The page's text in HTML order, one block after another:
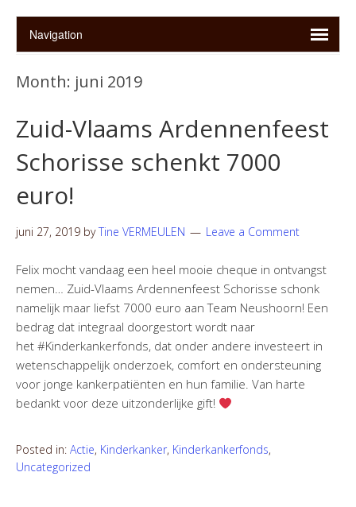
Month: juni 2019
Zuid-Vlaams Ardennenfeest
Schorisse schenkt 7000
euro!
juni 27, 2019 byTine VERMEULEN Leave a Comment
Felix mocht vandaag een heel mooie cheque in ontvangst
nemen… Zuid-Vlaams Ardennenfeest Schorisse schonk
namelijk maar liefst 7000 euro aan Team Neushoorn! Een
bedrag dat integraal doorgestort wordt naar
het #Kinderkankerfonds, dat onder andere investeert in
wetenschappelijk onderzoek, comfort en ondersteuning
voor jonge kankerpatiënten en hun familie. Van harte
bedankt voor deze uitzonderlijke gift!
Posted in: Actie, Kinderkanker, Kinderkankerfonds,
Uncategorized